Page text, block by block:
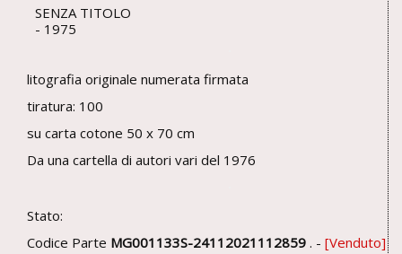
SENZA TITOLO
1975
litografia originale numerata firmata
tiratura: 100
su carta cotone 50 x 70 cm
Da una cartella di autori vari del 1976
Stato:
Codice Parte MG001133S-24112021112859 . - Venduto